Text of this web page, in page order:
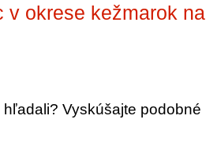
v okrese kežmarok na
Vyskúšajte podobné